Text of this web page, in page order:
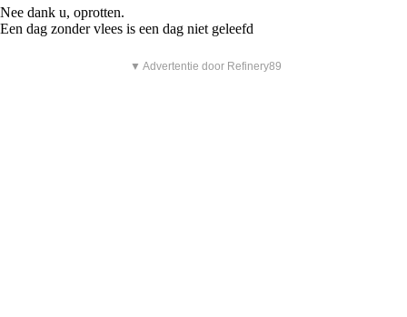
Nee dank u, oprotten.
Een dag zonder vlees is een dag niet geleefd
▼ Advertentie door Refinery89